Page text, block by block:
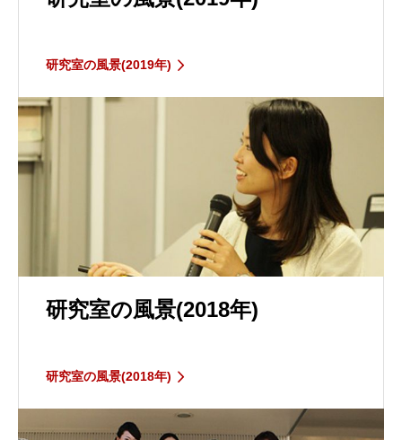
研究室の風景(2019年)
研究室の風景(2018年)
研究室の風景(2018年)